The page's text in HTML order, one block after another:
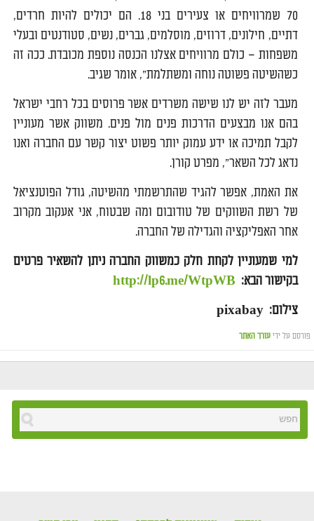
70 שמרוויחים או צעירים בני 18. הם יכולים להיות חרדים,
דתיים, חילונים, דרוזים, מוסלמים, גברים, נשים, סטודנטים ובעלי
משפחות – כולם מרוויחים אצלנו הכנסה נוספת מכובדת. ככה זה
כשהשיטה פשוטה נוחה ומשתלמת", אומר שגיב.
מעבר לזה יש לנו שישה משרדים אשר פרוסים בכל רחבי ישראל
בהם אנו מבצעים הדרכות פנים מול פנים. משווק אשר מעוניין
לקבל תמיכה או ידע עמוק יותר פשוט יצור קשר עם החברה ואנו
נדאג לכל השאר", מפרט קורן.
את האמת, אפשר להגיד שהתרשמתי מהשיטה, גודל הפוטנציאל
של רשת השווקים של טודובום ומה שבטוח, אני אעקוב מקרוב
אחר האפליקציה והגדילה של החברה.
למי שמעוניין לקחת חלק כמשווק החברה ניתן להשאיר פרטים
בקישור הבא: http://lp6.me/WtpWB
צילום: pixabay
פורסם על ידי עורך האתר